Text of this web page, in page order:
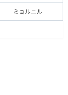
ミョルニル